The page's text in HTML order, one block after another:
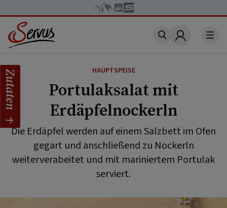
Account
HAUPTSPEISE
Portulaksalat mit
Erdäpfelnockerln
Die Erdäpfel werden auf einem Salzbett im Ofen
gegart und anschließend zu Nockerln
weiterverabeitet und mit mariniertem Portulak
serviert.
Zutaten